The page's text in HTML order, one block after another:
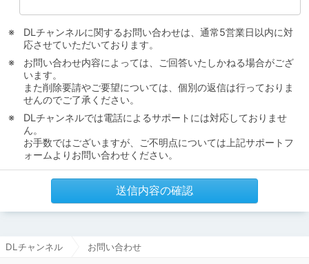
DLチャンネルに関するお問い合わせは、通常5営業日以内に対
応させていただいております。
お問い合わせ内容によっては、ご回答いたしかねる場合がござ
います。
また削除要請やご要望については、個別の返信は行っておりま
せんのでご了承ください。
DLチャンネルでは電話によるサポートには対応しておりませ
ん。
お手数ではございますが、ご不明点については上記サポートフ
ォームよりお問い合わせください。
送信内容の確認
DLチャンネル お問い合わせ